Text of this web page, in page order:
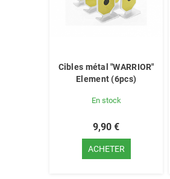
Cibles métal "WARRIOR"
Element (6pcs)
En stock
9,90 €
ACHETER